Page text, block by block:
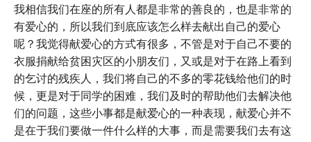
我相信我们在座的所有人都是非常的善良的，也是非常的
有爱心的，所以我们到底应该怎么样去献出自己的爱心
呢？我觉得献爱心的方式有很多，不管是对于自己不要的
衣服捐献给贫困灾区的小朋友们，又或是对于在路上看到
的乞讨的残疾人，我们将自己的不多的零花钱给他们的时
候，更是对于同学的困难，我们及时的帮助他们去解决他
们的问题，这些小事都是献爱心的一种表现，献爱心并不
是在于我们要做一件什么样的大事，而是需要我们去有这